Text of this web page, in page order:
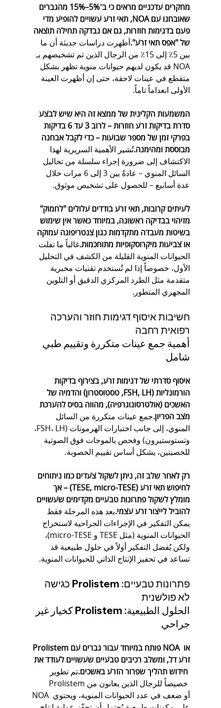
מחקרים עדכניים מראים כי ב־5%–15% מהגברים
שאובחנו עם NOA, תאי זרע עשויים להופיע מדי
פעם בדגימות חוזרות, גם אם נבדקה תחילה תוצאה
של "אפס תאי זרע".أظهرت دراسات حديثة أن ما
بين 5٪ إلى 15٪ من الرجال الذين تم تشخيصهم بـ
NOA قد يكون لديهم حيوانات منوية تظهر بشكل
متقطع في عينات لاحقة، حتى إن أظهرت العينة
الأولى انعداماً تاماً.
המשמעות הקלינית של ממצא זה היא שיש לבצע
סדרת בדיקות זרע חוזרות – לרוב 3 עד 6 בדיקות
בפרקי זמן של מספר שבועות – כדי לקבל אבחנה
מבוססת ומהימנה.تُشير الأهمية السريرية لهذا
الاكتشاف إلى ضرورة إجراء سلسلة من تحاليل
السائل المنوي – عادةً بين 3 إلى 6 مرات خلال
عدة أسابيع – للحصول على تشخيص موثوق.
לעיתים קרובות, תאי זרע בודדים עלולים "לחמוק"
מזיהוי בבדיקה ראשונה, במיוחד כאשר אין שימוש
בשיטות מעבדה מתקדמות כגון צנטריפוגה עמוקה
או צביעות מיקרוסקופיות מתוחכמות.غالباً ما تفلت
الحيوانات المنوية القليلة من الكشف في التحليل
الأول، خصوصاً إذا لم تُستخدم تقنيات مخبرية
متقدمة مثل الطرد المركزي الدقيق أو التلوين
المجهري المتطور.
חשיבות איסוף דגימות חוזר והערכה
רפואית רחבה
أهمية جمع عينات متكررة وتقييم طبي
شامل
איסוף סדרתי של דגימות זרע, בצירוף בדיקות
הורמונליות (FSH, LH, טסטוסטרון) והדמיה של
האשכים (אולטרסונוגרפיה), מהווה בסיס להערכת
מצב הפריון.جمع عينات متكررة من السائل
المنوي، إلى جانب اختبارات الهرمونات (FSH، LH،
وتستوستيرون) وفحص بالموجات فوق الصوتية
للخصيتين، يشكل أساس تقييم الخصوبة.
רק לאחר שלב זה, ניתן לשקול צעדים כמו ניתוחים
לחיפוש תאי זרע (TESE, micro-TESE) – אך
מומלץ לשקול פתרונות טבעיים מקדימים שעשויים
להוביל לייצור זרע עצמי.بعد هذه المرحلة فقط
يمكن التفكير في الإجراءات الجراحية لاستخراج
الحيوانات المنوية (مثل TESE و micro-TESE)،
ولكن يُفضل التفكير أولاً في حلول طبيعية قد
تساعد في تحفيز الإنتاج الذاتي للحيوانات المنوية.
פתרונות טבעיים: Prolistem כגישה
לא פולשנית
الحلول الطبيعية: Prolistem كخيار غير
جراحي
Prolistem פותח במיוחד עבור גברים עם NOA או
זרע דל, ומשלב רכיבים טבעיים שעשויים לעודד את
חידוש תהליך שפרור הזרע באשכים.تم تطوير
Prolistem خصيصاً للرجال الذين يعانون من
NOA أو ضعف في عدد الحيوانات المنوية، ويحتوي